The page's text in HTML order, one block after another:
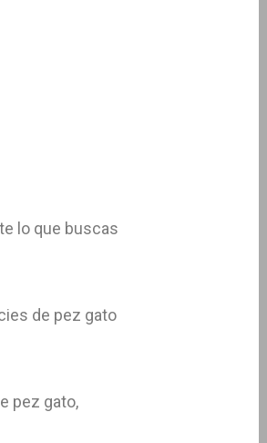
lo que buscas
de pez gato
pez gato,